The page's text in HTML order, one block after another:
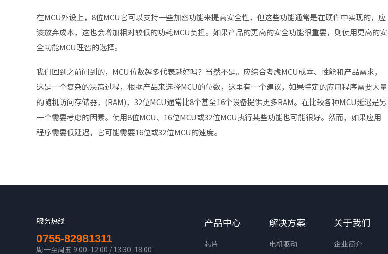
在MCU外设上，8位MCU它可以支持一些加密功能来提高安全性，但这些功能通常是在硬件中实现的，应
该放弃成本，这也会增加相对较低的功耗MCU负担。如果产品的更高的安全功能很重要，则使用更高的安
全功能MCU理智的选择。
我们回到之前问到的，MCU位数越多代表越好吗？当然不是。应综合考虑MCU成本、性能和产品需求，
这是一个复杂的决策过程，根据产品来选择MCU的位数，这里有一个建议，如果特定的应用程序需要大量
的随机访问存储器，(RAM)，32位MCU通常比8个甚至16个设备提供更多RAM。在比较各种MCU延迟是另
一个需要考虑的因素。使用8位MCU、16位MCU或32位MCU执行某些功能也可能很好。然而，如果应用
程序需要低延迟，它可能需要16位或32位MCU的速度。
服务热线
0755-82981311
周一至周五 9:00-12:00 / 13:30-18:00
产品中心
芯片
解决方案
电机驱动
关于我们
企业简介